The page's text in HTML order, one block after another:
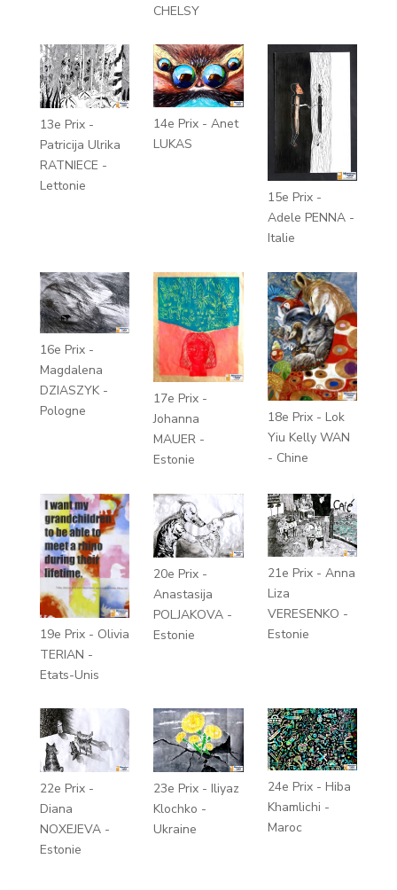
CHELSY
13e Prix -
Patricija Ulrika
RATNIECE -
Lettonie
14e Prix - Anet
LUKAS
15e Prix -
Adele PENNA -
Italie
16e Prix -
Magdalena
DZIASZYK -
Pologne
17e Prix -
Johanna
MAUER -
Estonie
18e Prix - Lok
Yiu Kelly WAN
- Chine
19e Prix - Olivia
TERIAN -
Etats-Unis
20e Prix -
Anastasija
POLJAKOVA -
Estonie
21e Prix - Anna
Liza
VERESENKO -
Estonie
22e Prix -
Diana
NOXEJEVA -
Estonie
23e Prix - Iliyaz
Klochko -
Ukraine
24e Prix - Hiba
Khamlichi -
Maroc